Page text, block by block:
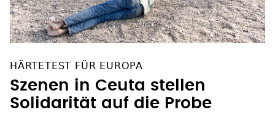
HÄRTETEST FÜR EUROPA
Szenen in Ceuta stellen
Solidarität auf die Probe